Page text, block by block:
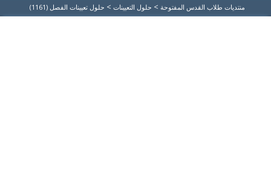
منتديات طلاب القدس المفتوحة > حلول التعيينات > حلول تعيينات الفصل (1161)